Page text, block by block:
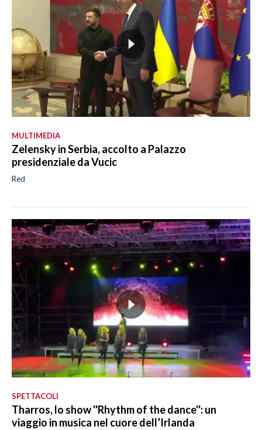
MULTIMEDIA
Zelensky in Serbia, accolto a Palazzo
presidenziale da Vucic
Red
SPETTACOLI
Tharros, lo show ''Rhythm of the dance'': un
viaggio in musica nel cuore dell’Irlanda